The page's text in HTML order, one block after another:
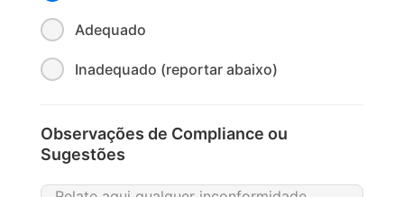
Adequado
Inadequado (reportar abaixo)
Observações de Compliance ou
Sugestões